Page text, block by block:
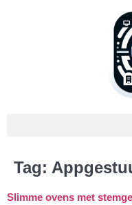
Tag:
Slimme ovens met